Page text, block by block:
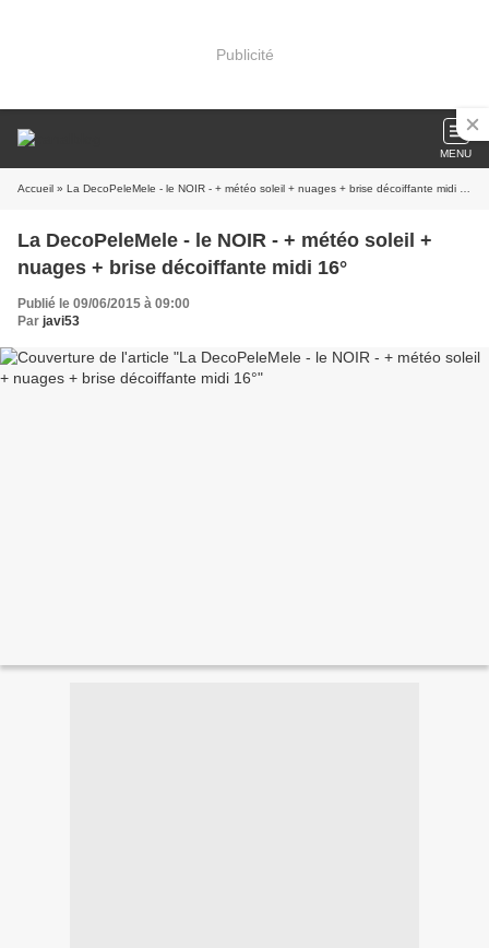
Publicité
MENU
Accueil » La DecoPeleMele - le NOIR - + météo soleil + nuages + brise décoiffante midi 16°
La DecoPeleMele - le NOIR - + météo soleil +
nuages + brise décoiffante midi 16°
Publié le 09/06/2015 à 09:00
Par javi53